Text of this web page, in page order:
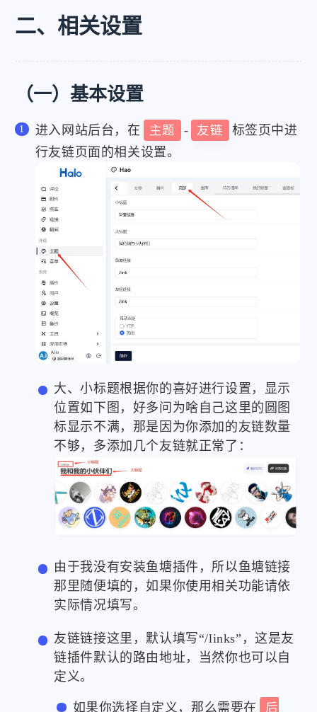
二、相关设置
（一）基本设置
进入网站后台，在 主题 - 友链
标签页中进
行友链页面的相关设置。
大、小标题根据你的喜好进行设置，显示
位置如下图，好多问为啥自己这里的圆图
标显示不满，那是因为你添加的友链数量
不够，多添加几个友链就正常了：
由于我没有安装鱼塘插件，所以鱼塘链接
那里随便填的，如果你使用相关功能请依
实际情况填写。
友链链接这里，默认填写“/links”，这是友
链插件默认的路由地址，当然你也可以自
定义。
如果你选择自定义，那么需要在
后